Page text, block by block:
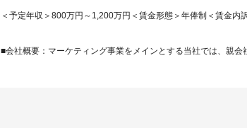
＜予定年収＞800万円～1,200万円＜賃金形態＞年俸制＜賃金内
■会社概要：マーケティング事業をメインとする当社では、親